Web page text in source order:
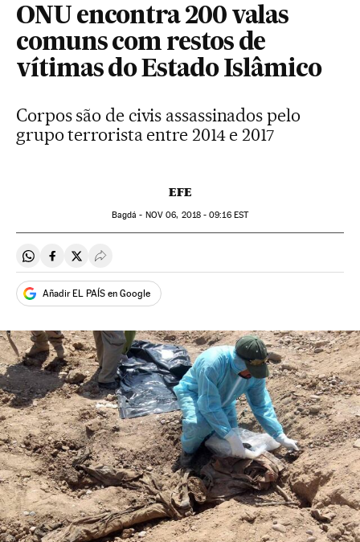
ONU encontra 200 valas
comuns com restos de
vítimas do Estado Islâmico
Corpos são de civis assassinados pelo
grupo terrorista entre 2014 e 2017
EFE
Bagdá - NOV 06, 2018 - 09:16EST
Compartir en Whatsapp
Compartir en Facebook
Compartir en Twitter
Desplegar Redes Sociales
Añadir EL PAÍS en Google